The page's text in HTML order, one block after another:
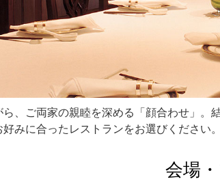
、ご両家の親睦を深める「顔合わせ」。
みに合ったレストランをお選びください。
会場